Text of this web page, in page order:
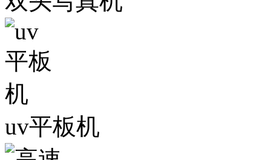
uv平板机